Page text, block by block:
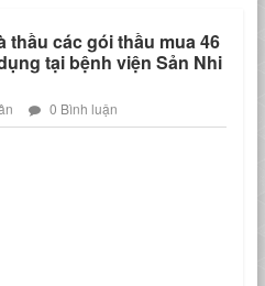
thầu các gói thầu mua 46
tại bệnh viện Sản Nhi
0 Bình luận